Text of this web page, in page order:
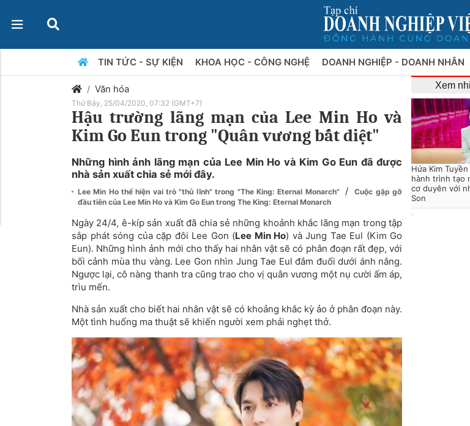
TIN TỨC - SỰ KIỆN KHOA HỌC - CÔNG NGHỆ DOANH NGHIỆP - DOANH NHÂN
Văn hóa
Thứ Bảy, 25/04/2020, 07:32 (GMT+7)
Hậu trường lãng mạn của Lee Min Ho và
Kim Go Eun trong "Quân vương bất diệt"
Những hình ảnh lãng mạn của Lee Min Ho và Kim Go Eun đã được
nhà sản xuất chia sẻ mới đây.
Lee Min Ho thể hiện vai trò "thủ lĩnh" trong "The King: Eternal Monarch" /
Cuộc gặp gỡ
đầu tiên của Lee Min Ho và Kim Go Eun trong The King: Eternal Monarch
Ngày 24/4, ê-kíp sản xuất đã chia sẻ những khoảnh khắc lãng mạn trong tập
sắp phát sóng của cặp đôi Lee Gon (Lee Min Ho) và Jung Tae Eul (Kim Go
Eun). Những hình ảnh mới cho thấy hai nhân vật sẽ có phân đoạn rất đẹp, với
bối cảnh mùa thu vàng. Lee Gon nhìn Jung Tae Eul đắm đuối dưới ánh nắng.
Ngược lại, cô nàng thanh tra cũng trao cho vị quân vương một nụ cười ấm áp,
trìu mến.
Nhà sản xuất cho biết hai nhân vật sẽ có khoảng khắc kỳ ảo ở phân đoạn này.
Một tình huống ma thuật sẽ khiến người xem phải nghẹt thở.
Xem
Hứa Kim
hành trình tạo
cơ duyên với
Son